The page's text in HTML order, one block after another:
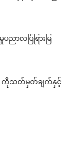
ာလပ်ြရြားမြ
ကိုသတ်မှတ်ချက်နှင့်